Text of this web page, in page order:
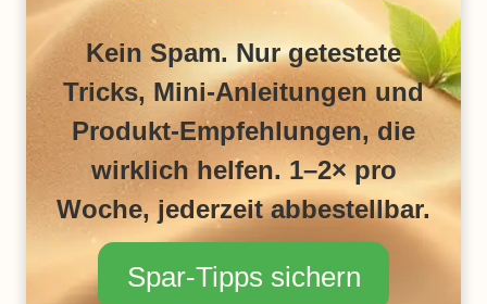
T
O
S
P
H
R
E
C
Kein Spam. Nur getestete
Tricks, Mini-Anleitungen und
Produkt-Empfehlungen, die
wirklich helfen. 1–2× pro
Woche, jederzeit abbestellbar.
Spar-Tipps sichern